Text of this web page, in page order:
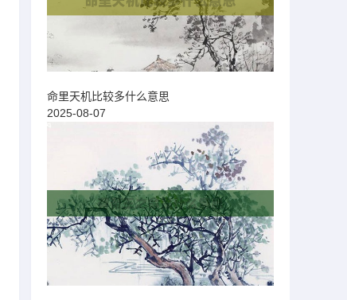
命里天机比较多什么意思
2025-08-07